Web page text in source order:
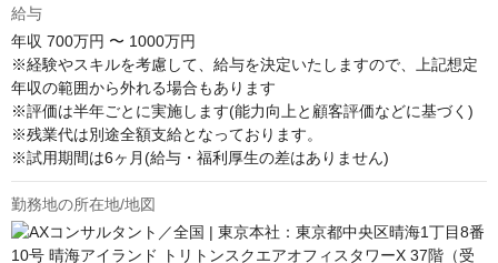
給与
年収 700万円 〜 1000万円
※経験やスキルを考慮して、給与を決定いたしますので、上記想定
年収の範囲から外れる場合もあります
※評価は半年ごとに実施します(能力向上と顧客評価などに基づく)
※残業代は別途全額支給となっております。
※試用期間は6ヶ月(給与・福利厚生の差はありません)
勤務地の所在地/地図